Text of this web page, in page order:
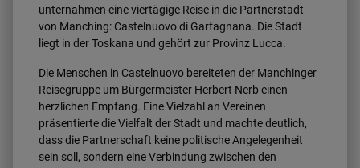
unternahmen eine viertägige Reise in die Partnerstadt
von Manching: Castelnuovo di Garfagnana. Die Stadt
liegt in der Toskana und gehört zur Provinz Lucca.
Die Menschen in Castelnuovo bereiteten der Manchinger
Reisegruppe um Bürgermeister Herbert Nerb einen
herzlichen Empfang. Eine Vielzahl an Vereinen
präsentierte die Vielfalt der Stadt und machte deutlich,
dass die Partnerschaft keine politische Angelegenheit
sein soll, sondern eine Verbindung zwischen den